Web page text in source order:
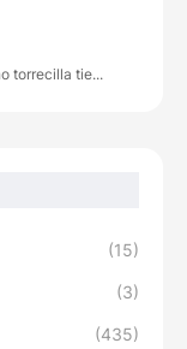
torrecilla tie...
(15)
(3)
(435)